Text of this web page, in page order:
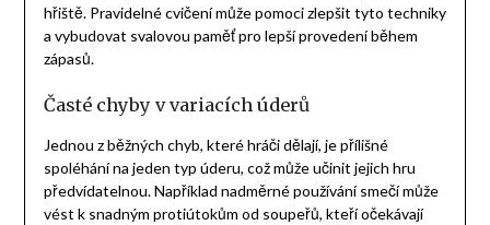
hřiště. Pravidelné cvičení může pomoci zlepšit tyto techniky
a vybudovat svalovou paměť pro lepší provedení během
zápasů.
Časté chyby v variacích úderů
Jednou z běžných chyb, které hráči dělají, je přílišné
spoléhání na jeden typ úderu, což může učinit jejich hru
předvídatelnou. Například nadměrné používání smečí může
vést k snadným protiútokům od soupeřů, kteří očekávají